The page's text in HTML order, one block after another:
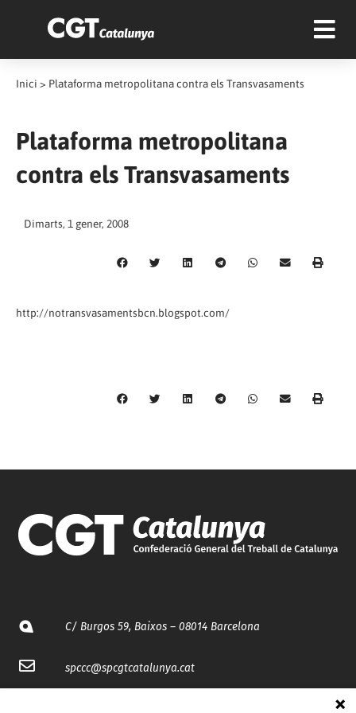
Inici > Plataforma metropolitana contra els Transvasaments
Plataforma metropolitana
contra els Transvasaments
Dimarts, 1 gener, 2008
http://notransvasamentsbcn.blogspot.com/
C/ Burgos 59, Baixos – 08014 Barcelona
spccc@spcgtcatalunya.cat